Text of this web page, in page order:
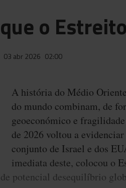
o
03 abr 2026 02:00
A história do Médio
do mundo combinam, de
geoeconómico e
de 2026 voltou a
conjunto de Israel e dos
imediata deste, colocou o
potencial desequilíbrio